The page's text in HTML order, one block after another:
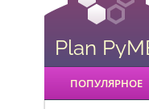
Plan
ПОПУЛЯРНОЕ